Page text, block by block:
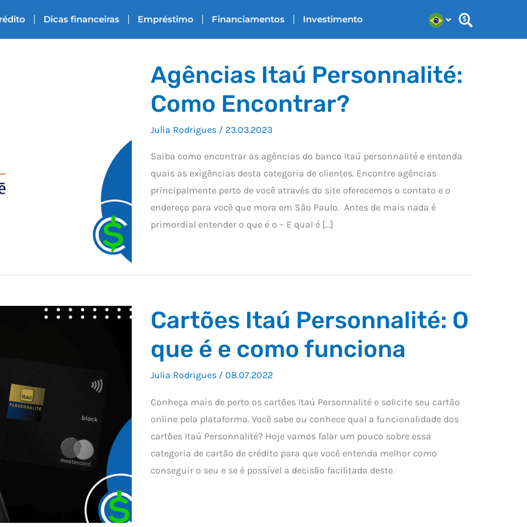
Dicas financeiras Empréstimo Financiamentos Investimento
Agências Itaú Personnalité:
Como Encontrar?
Julia Rodrigues / 23.03.2023
Saiba como encontrar as agências do banco Itaú personnalité e entenda
quais as exigências desta categoria de clientes. Encontre agências
principalmente perto de você através do site oferecemos o contato e o
endereço para você que mora em São Paulo. Antes de mais nada é
primordial entender o que é o – E qual é […]
Cartões Itaú Personnalité: O
que é e como funciona
Julia Rodrigues / 08.07.2022
Conheça mais de perto os cartões Itaú Personnalité e solicite seu cartão
online pela plataforma. Você sabe ou conhece qual a funcionalidade dos
cartões Itaú Personnalité? Hoje vamos falar um pouco sobre essa
categoria de cartão de crédito para que você entenda melhor como
conseguir o seu e se é possível a decisão facilitada deste